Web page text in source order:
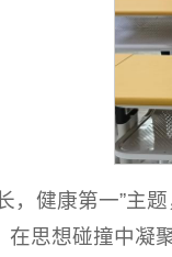
，健康第一”主
思想碰撞中凝